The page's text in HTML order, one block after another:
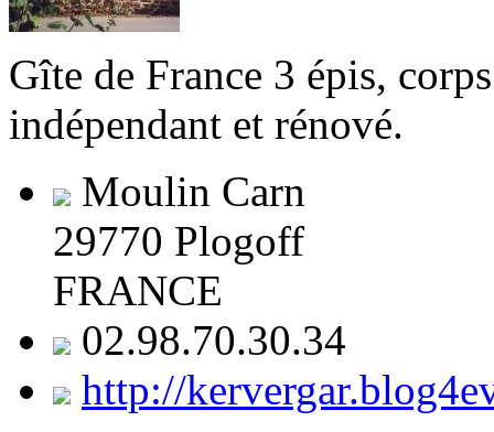
Gîte de France 3 épis,
indépendant et rénové.
Moulin Carn
29770 Plogoff
FRANCE
02.98.70.30.34
http://